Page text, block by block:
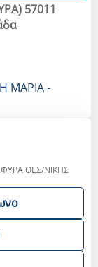
57011
ΜΑΡΙΑ -
ΘΕΣ/ΝΙΚΗΣ